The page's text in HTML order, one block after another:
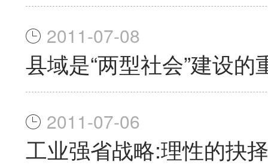
2011-07-08
县域是“两型社会”建设的
2011-07-06
工业强省战略:理性的抉择